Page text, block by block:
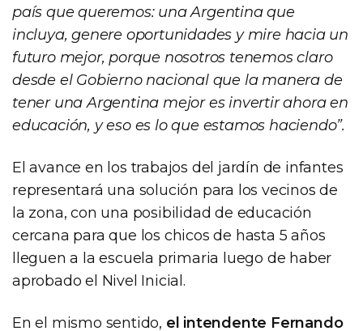
país que queremos: una Argentina que
incluya, genere oportunidades y mire hacia un
futuro mejor, porque nosotros tenemos claro
desde el Gobierno nacional que la manera de
tener una Argentina mejor es invertir ahora en
educación, y eso es lo que estamos haciendo”.
El avance en los trabajos del jardín de infantes
representará una solución para los vecinos de
la zona, con una posibilidad de educación
cercana para que los chicos de hasta 5 años
lleguen a la escuela primaria luego de haber
aprobado el Nivel Inicial.
En el mismo sentido, el intendente Fernando